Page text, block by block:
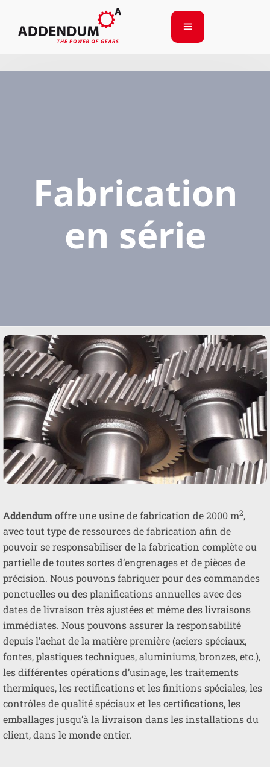
Fabrication
en série
Addendumoffre une usine de fabrication de 2000 m2,
avec tout type de ressources de fabrication afin de
pouvoir se responsabiliser de la fabrication complète ou
partielle de toutes sortes d’engrenages et de pièces de
précision. Nous pouvons fabriquer pour des commandes
ponctuelles ou des planifications annuelles avec des
dates de livraison très ajustées et même des livraisons
immédiates. Nous pouvons assurer la responsabilité
depuis l’achat de la matière première (aciers spéciaux,
fontes, plastiques techniques, aluminiums, bronzes, etc.),
les différentes opérations d’usinage, les traitements
thermiques, les rectifications et les finitions spéciales, les
contrôles de qualité spéciaux et les certifications, les
emballages jusqu’à la livraison dans les installations du
client, dans le monde entier.